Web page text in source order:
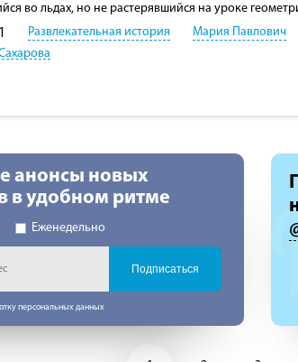
во льдах, но не растерявшийся на уроке
Развлекательная история
Мария Павлович
анонсы новых
в удобном ритме
Еженедельно
Подписаться
персональных данных